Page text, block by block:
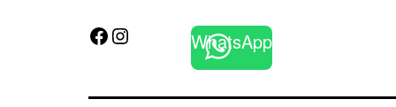
Facebook
InstagramWhatsApp